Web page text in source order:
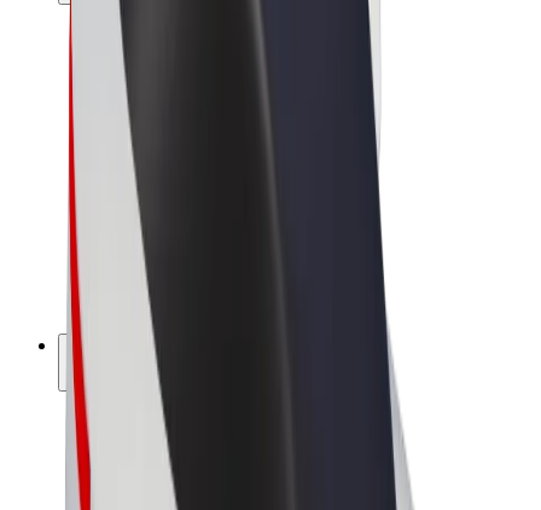
Turer
Sparkesykler
Bolt Market
Bolt Food
Bolt Drive
Bolt for Business
El-sykler
Bolt Pluss
Tjen med Bolt
Sjåfører
Sjåførinntekter
Leveringsbud